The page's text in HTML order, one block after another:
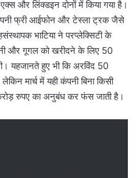
और लिंक्डइन दोनों में किया गया है।
फ्री आईफोन और टेस्ला ट्रक जैसे
भाटिया ने परप्लेक्सिटी के
और गूगल को खरीदने के लिए 50
यहजानते हुए भी कि अरविंद 50
मार्च में यही कंपनी बिना किसी
रुपए का अनुबंध कर फंस जाती है।